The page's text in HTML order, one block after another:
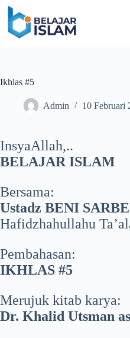
Skip
content
Ikhlas #5
Admin 10 Februari
InsyaAllah,..
BELAJAR ISLAM
Bersama:
Ustadz BENI
Hafidzhahullahu
Pembahasan:
IKHLAS #5
Merujuk kitab karya:
Dr. Khalid Utsman